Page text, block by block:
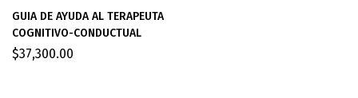
GUIA DE AYUDA AL TERAPEUTA
COGNITIVO-CONDUCTUAL
$37,300.00